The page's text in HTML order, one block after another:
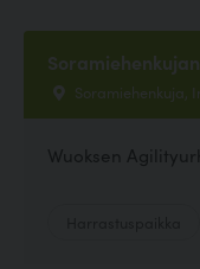
Soramiehenkuja,
Wuoksen